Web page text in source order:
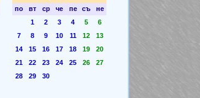
по
вт ср че пе съ
не
1
2 3 4 5
6
7
8 9 10 11 12
13
14
15 16 17 18 19
20
21
22 23 24 25 26
27
28
29 30